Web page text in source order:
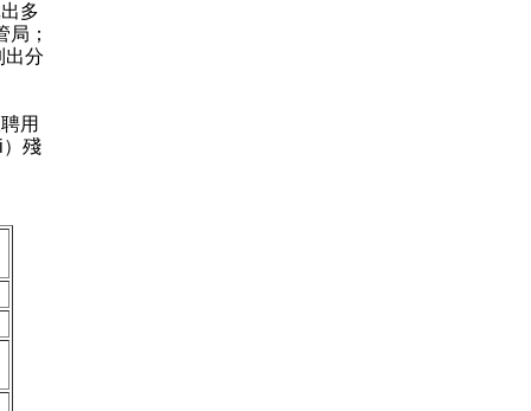
多
；
出分
用
殘